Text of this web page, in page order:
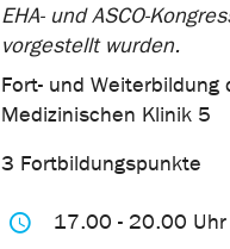
EHA- und ASCO-
vorgestellt wurden.
Fort- und Weiterbildung
Medizinischen Klinik 5
3 Fortbildungspunkte
17.00 - 20.00